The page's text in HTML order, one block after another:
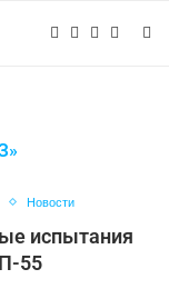
Новости
испытания
55